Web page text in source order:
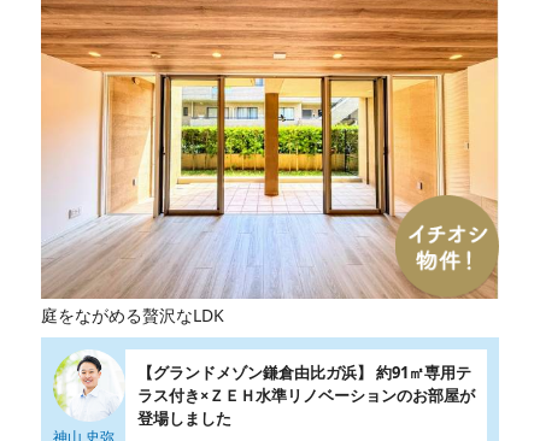
庭をながめる贅沢なLDK
神山 史弥
【グランドメゾン鎌倉由比ガ浜】 約91㎡専用テ
ラス付き×ＺＥＨ水準リノベーションのお部屋が
登場しました